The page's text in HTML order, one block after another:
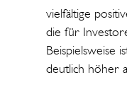
vielfältige
die für
Beispielsweise
deutlich höher